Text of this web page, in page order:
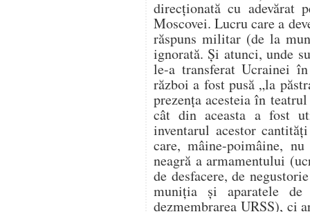
direcționată cu adevărat
Moscovei. Lucru care a
răspuns militar (de la
ignorată. Și atunci, unde
le-a transferat Ucrainei
război a fost pusă „la
prezența acesteia în
cât din aceasta a fost
inventarul acestor
care, mâine-poimâine,
neagră a armamentului
de desfacere, de
muniția și aparatele
dezmembrarea URSS), ci